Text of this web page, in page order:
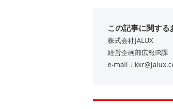
この記事に関す
株式会社JALUX
経営企画部広報IR課
e-mail：